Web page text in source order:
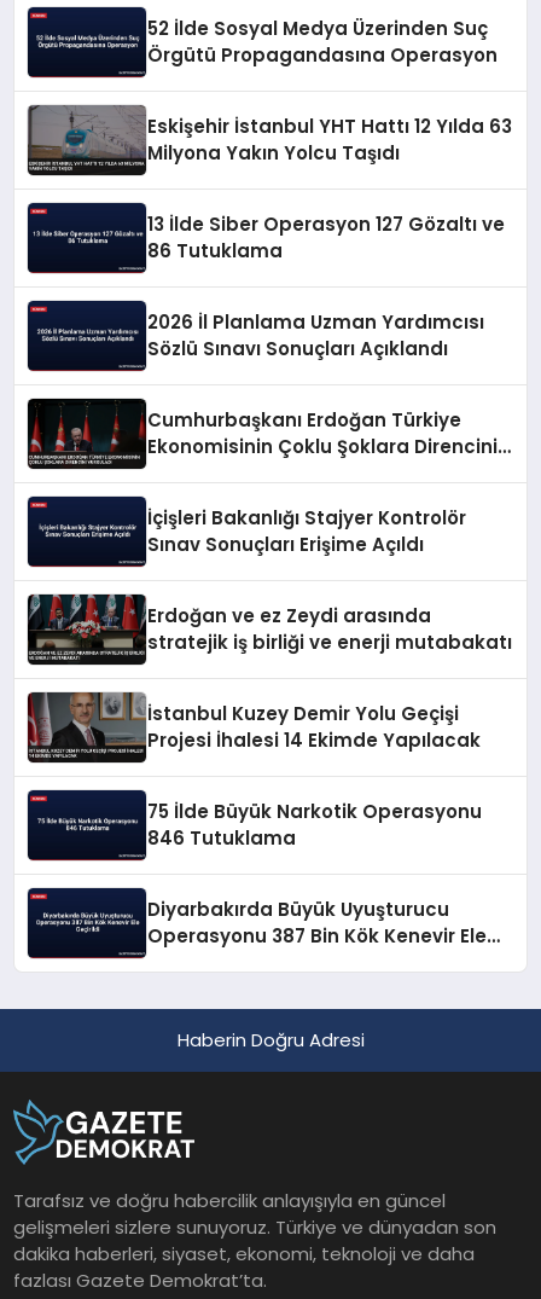
52 İlde Sosyal Medya Üzerinden Suç
Örgütü Propagandasına Operasyon
Eskişehir İstanbul YHT Hattı 12 Yılda 63
Milyona Yakın Yolcu Taşıdı
13 İlde Siber Operasyon 127 Gözaltı ve
86 Tutuklama
2026 İl Planlama Uzman Yardımcısı
Sözlü Sınavı Sonuçları Açıklandı
Cumhurbaşkanı Erdoğan Türkiye
Ekonomisinin Çoklu Şoklara Direncini
İçişleri Bakanlığı Stajyer Kontrolör
Sınav Sonuçları Erişime Açıldı
Erdoğan ve ez Zeydi arasında
stratejik iş birliği ve enerji mutabakatı
İstanbul Kuzey Demir Yolu Geçişi
Projesi İhalesi 14 Ekimde Yapılacak
75 İlde Büyük Narkotik Operasyonu
846 Tutuklama
Diyarbakırda Büyük Uyuşturucu
Operasyonu 387 Bin Kök Kenevir Ele
Haberin Doğru Adresi
Tarafsız ve doğru habercilik anlayışıyla en güncel
gelişmeleri sizlere sunuyoruz. Türkiye ve dünyadan son
dakika haberleri, siyaset, ekonomi, teknoloji ve daha
fazlası Gazete Demokrat’ta.